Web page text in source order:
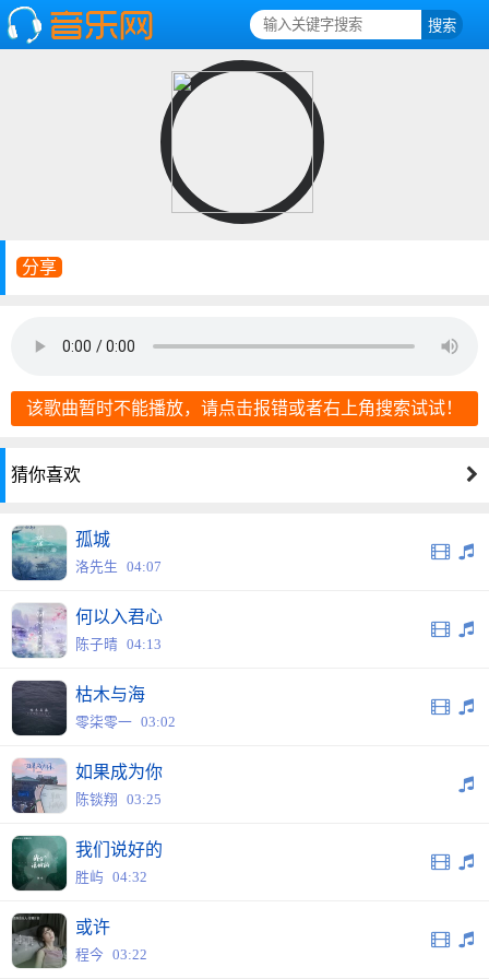
分享
该歌曲暂时不能播放，请点击报错或者右上角搜索试试！
猜你喜欢
孤城
洛先生 04:07
何以入君心
陈子晴 04:13
枯木与海
零柒零一 03:02
如果成为你
陈锬翔 03:25
我们说好的
胜屿 04:32
或许
程今 03:22